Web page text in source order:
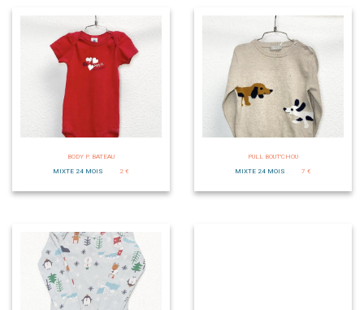
BODY P. BATEAU
MIXTE 24 MOIS
2 €
PULL BOUT'CHOU
MIXTE 24 MOIS
7 €